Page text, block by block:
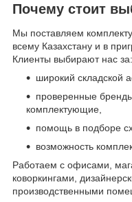
Почему стоит
Мы поставляем
всему Казахстану и в
Клиенты выбирают нас за:
широкий складской
проверенные
комплектующие,
помощь в подборе
возможность
Работаем с офисами,
коворкингами,
производственными